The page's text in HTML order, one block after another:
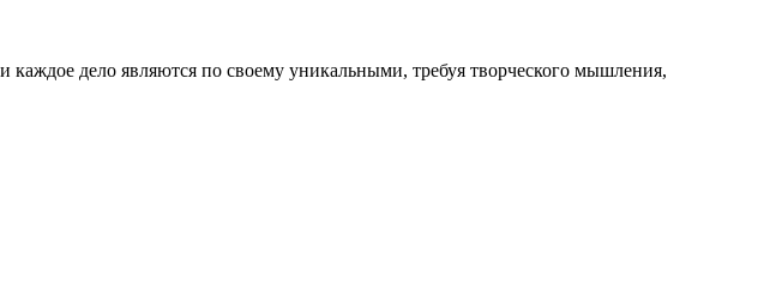
дело являются по своему уникальными, требуя творческого мышления,